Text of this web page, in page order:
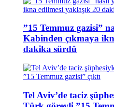
”15 Temmuz gazisi”
Kabinden çıkmaya
dakika sürdü
Tel Aviv’de taciz